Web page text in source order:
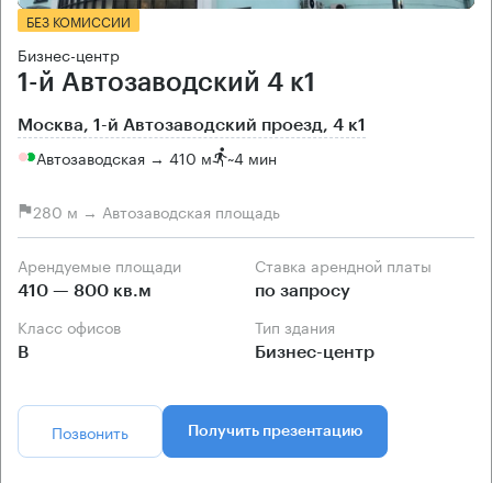
БЕЗ КОМИССИИ
Бизнес-центр
1-й Автозаводский 4 к1
Москва, 1-й Автозаводский проезд, 4 к1
Автозаводская → 410 м ~4 мин
280 м → Автозаводская площадь
Арендуемые площади
410 — 800 кв.м
Ставка арендной платы
по запросу
Класс офисов
B
Тип здания
Бизнес-центр
Позвонить Получить презентацию